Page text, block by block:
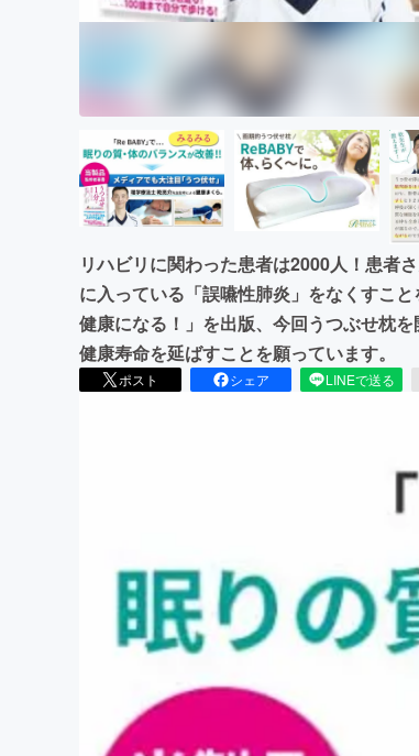
リハビリに関わった患者は2000人！患者
に入っている「誤嚥性肺炎」をなくすこ
健康になる！」を出版、今回うつぶせ枕
健康寿命を延ばすことを願っています。
ポスト シェア LINEで送る